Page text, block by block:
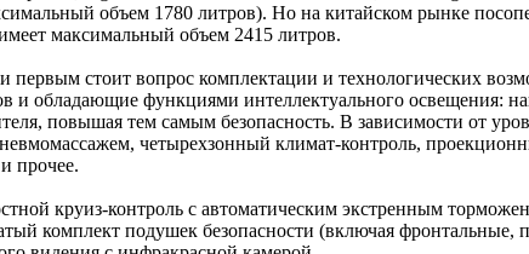
объем 1780 литров). Но на китайском рынке
максимальный объем 2415 литров.
первым стоит вопрос комплектации и технологических
и обладающие функциями интеллектуального освещения:
повышая тем самым безопасность. В зависимости от
четырехзонный климат-контроль,
прочее.
круиз-контроль с автоматическим экстренным
комплект подушек безопасности (включая